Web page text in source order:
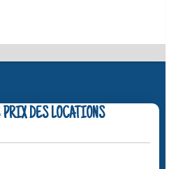
DES LOCATIONS